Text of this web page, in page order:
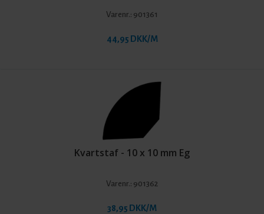
Varenr.: 901361
44,95 DKK/M
Kvartstaf - 10 x 10 mm Eg
Varenr.: 901362
38,95 DKK/M